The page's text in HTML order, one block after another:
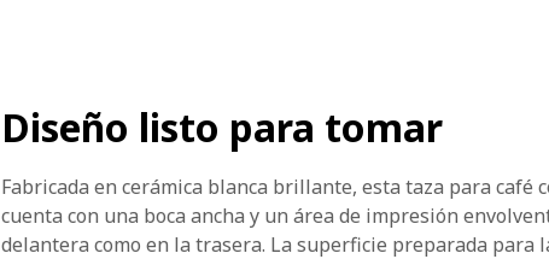
Diseño listo para tomar
Fabricada en cerámica blanca brillante, esta taza para café
cuenta con una boca ancha y un área de impresión
delantera como en la trasera. La superficie preparada para